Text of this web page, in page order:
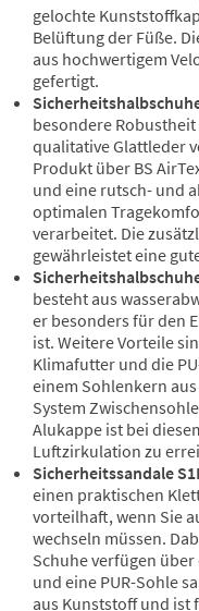
gelochte
Belüftung der Füße.
aus hochwertigem
gefertigt.
besondere
qualitative Glattleder
Produkt über BS
und eine rutsch- und
optimalen
verarbeitet. Die
gewährleistet eine
besteht aus
er besonders für den
ist. Weitere Vorteile
Klimafutter und die
einem Sohlenkern
System
Alukappe ist bei
Luftzirkulation zu
Sicherheitssandale
einen praktischen
vorteilhaft, wenn Sie
wechseln müssen.
Schuhe verfügen über
und eine PUR-Sohle
aus Kunststoff und ist